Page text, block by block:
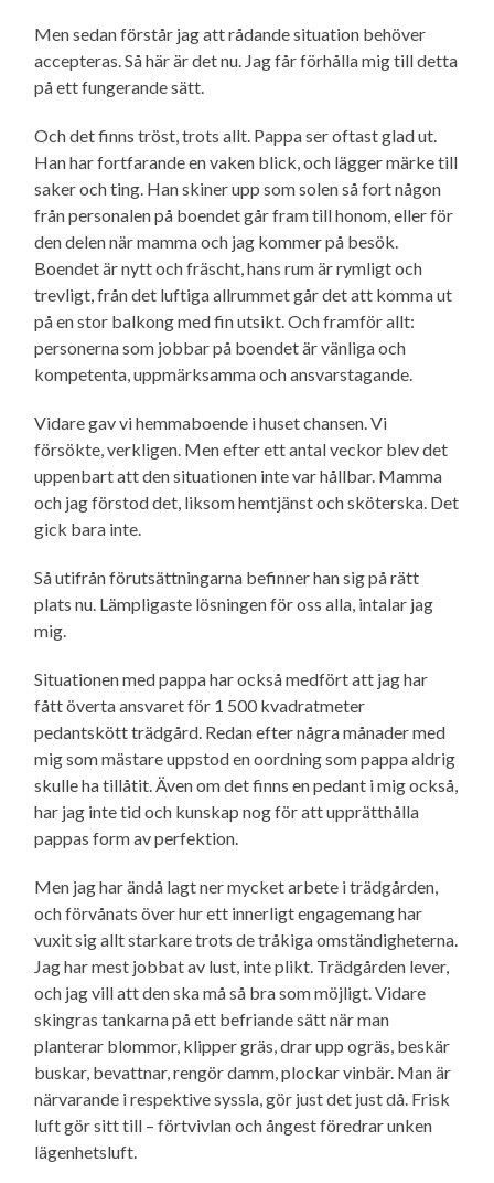
Men sedan förstår jag att rådande situation behöver
accepteras. Så här är det nu. Jag får förhålla mig till detta
på ett fungerande sätt.
Och det finns tröst, trots allt. Pappa ser oftast glad ut.
Han har fortfarande en vaken blick, och lägger märke till
saker och ting. Han skiner upp som solen så fort någon
från personalen på boendet går fram till honom, eller för
den delen när mamma och jag kommer på besök.
Boendet är nytt och fräscht, hans rum är rymligt och
trevligt, från det luftiga allrummet går det att komma ut
på en stor balkong med fin utsikt. Och framför allt:
personerna som jobbar på boendet är vänliga och
kompetenta, uppmärksamma och ansvarstagande.
Vidare gav vi hemmaboende i huset chansen. Vi
försökte, verkligen. Men efter ett antal veckor blev det
uppenbart att den situationen inte var hållbar. Mamma
och jag förstod det, liksom hemtjänst och sköterska. Det
gick bara inte.
Så utifrån förutsättningarna befinner han sig på rätt
plats nu. Lämpligaste lösningen för oss alla, intalar jag
mig.
Situationen med pappa har också medfört att jag har
fått överta ansvaret för 1 500 kvadratmeter
pedantskött trädgård. Redan efter några månader med
mig som mästare uppstod en oordning som pappa aldrig
skulle ha tillåtit. Även om det finns en pedant i mig också,
har jag inte tid och kunskap nog för att upprätthålla
pappas form av perfektion.
Men jag har ändå lagt ner mycket arbete i trädgården,
och förvånats över hur ett innerligt engagemang har
vuxit sig allt starkare trots de tråkiga omständig­heterna.
Jag har mest jobbat av lust, inte plikt. Trädgården lever,
och jag vill att den ska må så bra som möjligt. Vidare
skingras tankarna på ett befriande sätt när man
planterar blommor, klipper gräs, drar upp ogräs, beskär
buskar, bevattnar, rengör damm, plockar vinbär. Man är
närvarande i respektive syssla, gör just det just då. Frisk
luft gör sitt till – förtvivlan och ångest föredrar unken
lägenhetsluft.